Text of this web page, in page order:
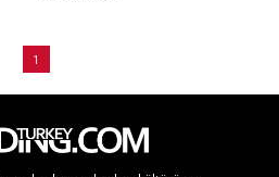
1